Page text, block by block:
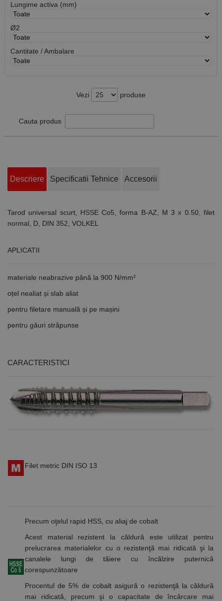
Lungime activa (mm)
Ø2
Cantitate / Ambalare
Vezi produse
Cauta produs
Descriere Specificatii Tehnice Accesorii
Tarod universal scurt, HSSE Co5, forma B-AZ, M 3 x 0.50, filet
normal, D, DIN 352, VOLKEL
APLICATII
materiale neabrazive până la 900 N/mm²
oțel nealiat și slab aliat
pentru filetare manuală și pe mașini
pentru găuri străpunse
CARACTERISTICI
Filet metric DIN ISO 13
Precum oţelul rapid HSS, cu aliaj de cobalt
Acest material rezistent la căldură este utilizat pentru
prelucrarea materialelor cu o rezistenţă mai ridicată şi la
canalele lungi de tăiere cu încălzire puternică
corespunzătoare
Procentul de 5% de cobalt asigură o rezistenţă la căldură
mai ridicată, precum şi o capacitate de încărcare mai